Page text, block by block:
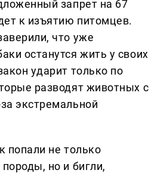
запрет на 67
к изъятию питомцев.
что уже
останутся жить у своих
ударит только по
разводят животных с
экстремальной
попали не только
но и бигли,